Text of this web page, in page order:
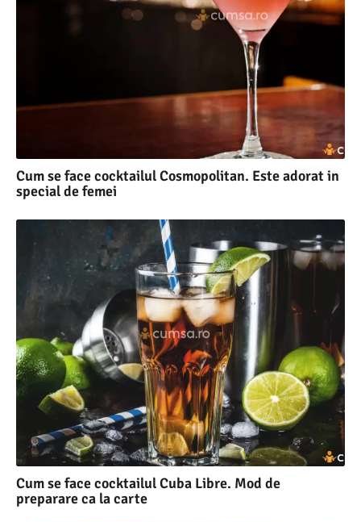
Cum se face cocktailul Cosmopolitan. Este adorat in
special de femei
Cum se face cocktailul Cuba Libre. Mod de
preparare ca la carte